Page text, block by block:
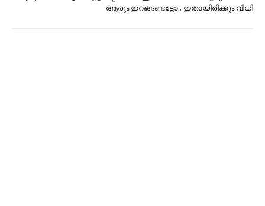
ആരും ഇറങ്ങണ്ടട്ടോ.. ഇതായിരിക്കും വിധി